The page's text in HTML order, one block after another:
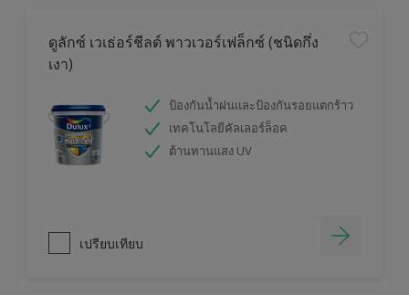
ดูลักซ์ เวเธ่อร์ชีลด์ พาวเวอร์เฟล็กซ์ (ชนิดกึ่ง
เงา)
ป้องกันน้ำฝนและป้องกันรอยแตกร้าว
เทคโนโลยีคัลเลอร์ล็อค
ต้านทานแสง UV
เปรียบเทียบ